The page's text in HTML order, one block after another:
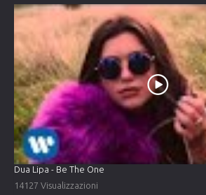
Dua Lipa - Be The One
14127 Visualizzazioni